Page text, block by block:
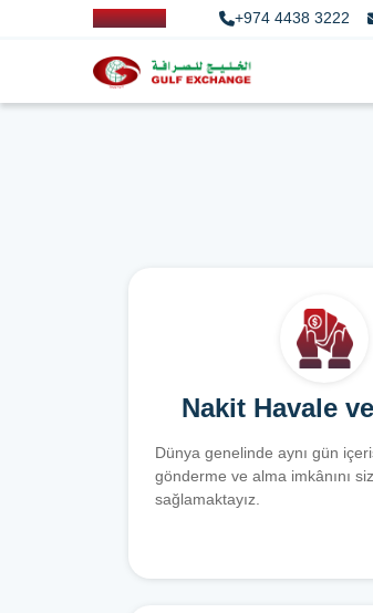
+974 4438 3222
Nakit Havale
Dünya genelinde aynı gün
gönderme ve alma imkânını
sağlamaktayız.